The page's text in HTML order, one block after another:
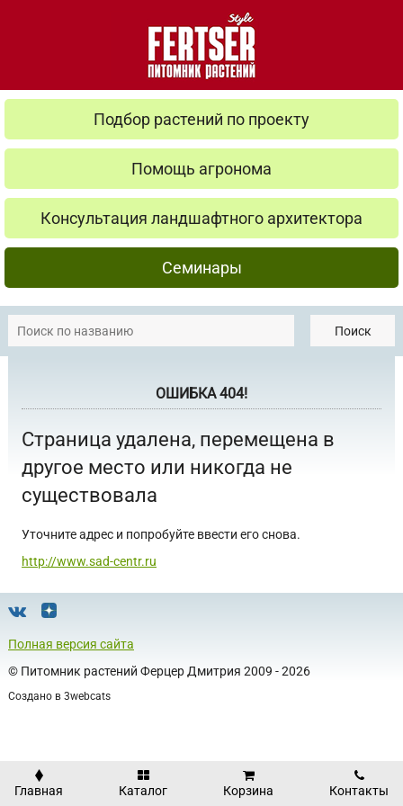
Подбор растений по проекту
Помощь агронома
Консультация ландшафтного архитектора
Семинары
Поиск
ОШИБКА 404!
Страница удалена, перемещена в
другое место или никогда не
существовала
Уточните адрес и попробуйте ввести его снова.
http://www.sad-centr.ru
Полная версия сайта
© Питомник растений Ферцер Дмитрия 2009 - 2026
Создано в 3webcats
Главная Каталог Корзина Контакты